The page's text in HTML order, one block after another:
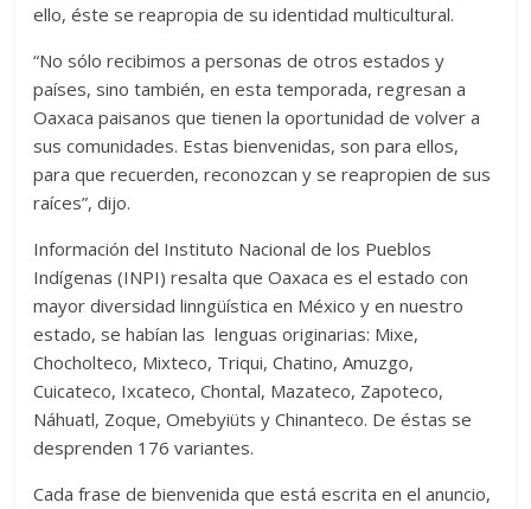
ello, éste se reapropia de su identidad multicultural.
“No sólo recibimos a personas de otros estados y
países, sino también, en esta temporada, regresan a
Oaxaca paisanos que tienen la oportunidad de volver a
sus comunidades. Estas bienvenidas, son para ellos,
para que recuerden, reconozcan y se reapropien de sus
raíces”, dijo.
Información del Instituto Nacional de los Pueblos
Indígenas (INPI) resalta que Oaxaca es el estado con
mayor diversidad linngüística en México y en nuestro
estado, se habían las lenguas originarias: Mixe,
Chocholteco, Mixteco, Triqui, Chatino, Amuzgo,
Cuicateco, Ixcateco, Chontal, Mazateco, Zapoteco,
Náhuatl, Zoque, Omebyiüts y Chinanteco. De éstas se
desprenden 176 variantes.
Cada frase de bienvenida que está escrita en el anuncio,